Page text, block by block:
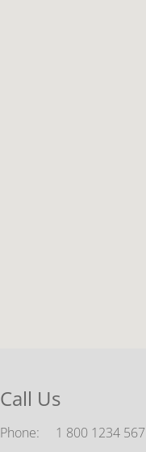
Call Us
Phone:
1 800 1234 567